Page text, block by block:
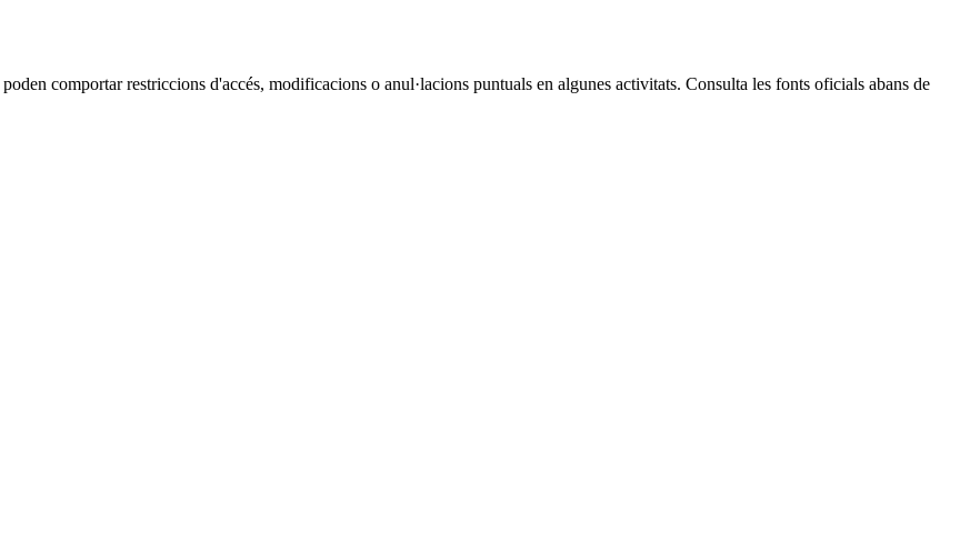
comportar restriccions d'accés, modificacions o anul·lacions puntuals en algunes activitats. Consulta les fonts oficials abans de